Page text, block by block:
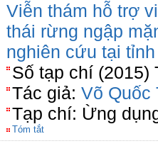
Viễn thám hỗ trợ
thái rừng ngập
nghiên cứu tại
Số tạp chí (2015)
Tác giả: Võ Quốc
Tạp chí: Ừng
Tóm tắt